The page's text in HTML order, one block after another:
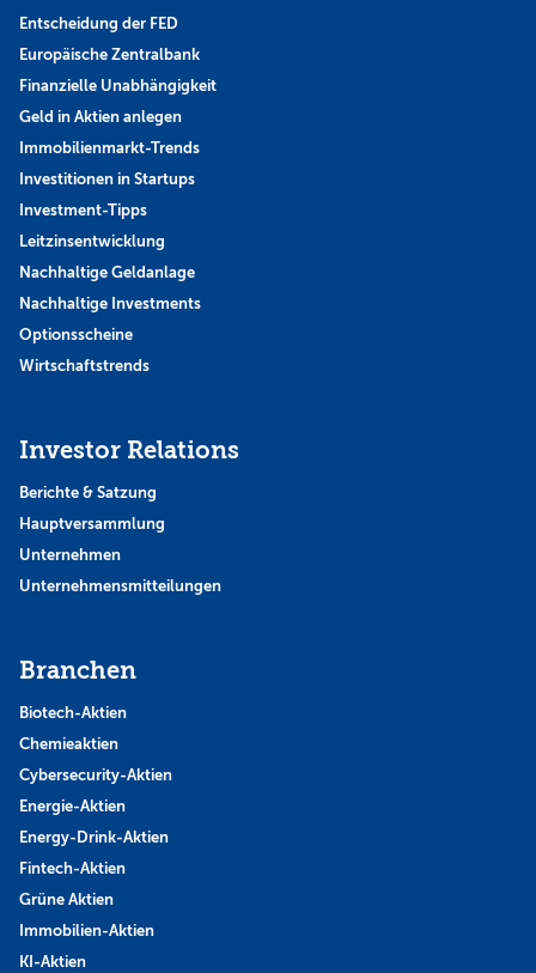
Entscheidung der FED
Europäische Zentralbank
Finanzielle Unabhängigkeit
Geld in Aktien anlegen
Immobilienmarkt-Trends
Investitionen in Startups
Investment-Tipps
Leitzinsentwicklung
Nachhaltige Geldanlage
Nachhaltige Investments
Optionsscheine
Wirtschaftstrends
Investor Relations
Berichte & Satzung
Hauptversammlung
Unternehmen
Unternehmensmitteilungen
Branchen
Biotech-Aktien
Chemieaktien
Cybersecurity-Aktien
Energie-Aktien
Energy-Drink-Aktien
Fintech-Aktien
Grüne Aktien
Immobilien-Aktien
KI-Aktien